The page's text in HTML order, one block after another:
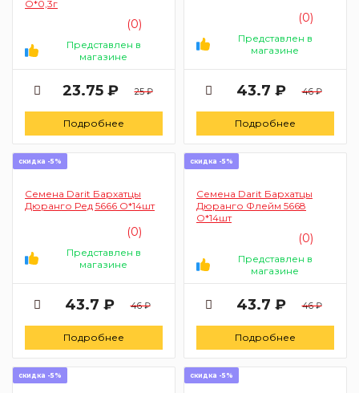
О*0,3г
(0)
Представлен в
магазине
23.75 ₽ 25 ₽
Подробнее
(0)
Представлен в
магазине
43.7 ₽ 46 ₽
Подробнее
скидка -5%
Семена Darit Бархатцы
Дюранго Ред 5666 О*14шт
(0)
Представлен в
магазине
43.7 ₽ 46 ₽
Подробнее
скидка -5%
Семена Darit Бархатцы
Дюранго Флейм 5668
О*14шт
(0)
Представлен в
магазине
43.7 ₽ 46 ₽
Подробнее
скидка -5% скидка -5%